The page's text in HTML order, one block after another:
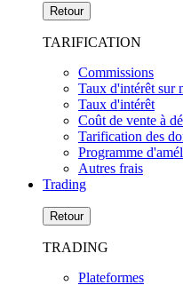
Retour
TARIFICATION
Commissions
Taux d'intérêt sur
Taux d'intérêt
Coût de vente à
Tarification des
Programme
Autres frais
Trading
Retour
TRADING
Plateformes